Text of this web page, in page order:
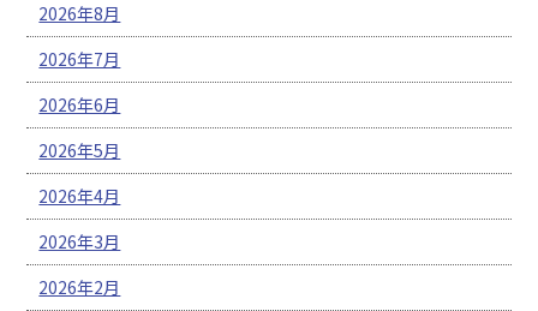
2026年8月
2026年7月
2026年6月
2026年5月
2026年4月
2026年3月
2026年2月